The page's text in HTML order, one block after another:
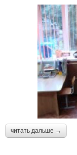
читать дальше →